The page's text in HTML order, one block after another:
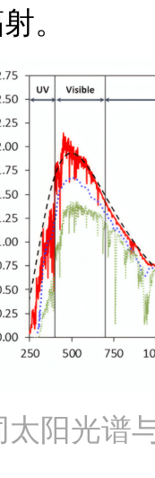
。
太阳光谱